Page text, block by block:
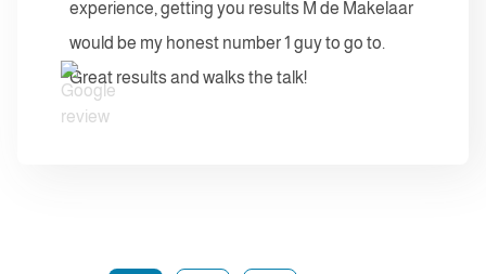
experience, getting you results M de Makelaar
would be my honest number 1 guy to go to.
Great results and walks the talk!